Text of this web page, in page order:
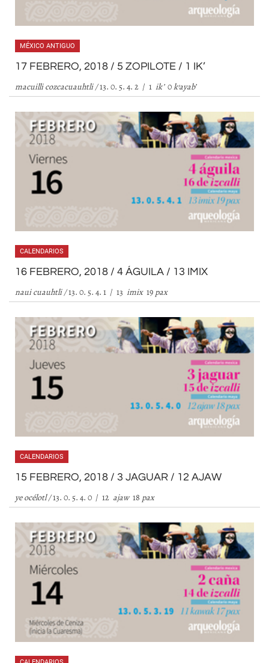
MÉXICO ANTIGUO
17 FEBRERO, 2018 / 5 ZOPILOTE / 1 IK’
macuilli cozcacuauhtli /13. 0. 5. 4. 2 / 1 ik0k’ayab’
CALENDARIOS
16 FEBRERO, 2018 / 4 ÁGUILA / 13 IMIX
naui cuauhtli /13. 0. 5. 4. 1 / 13 imix19 pax
CALENDARIOS
15 FEBRERO, 2018 / 3 JAGUAR / 12 AJAW
ye océlotl /13. 0. 5. 4. 0 / 12 ajaw18 pax